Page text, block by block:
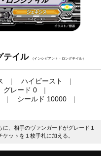
テイル （インシピアント・ロングテイル）
ハイビースト
グレード 0
シールド 10000
に、相手のヴァンガードがグレード１
ットを１枚手札に加える。